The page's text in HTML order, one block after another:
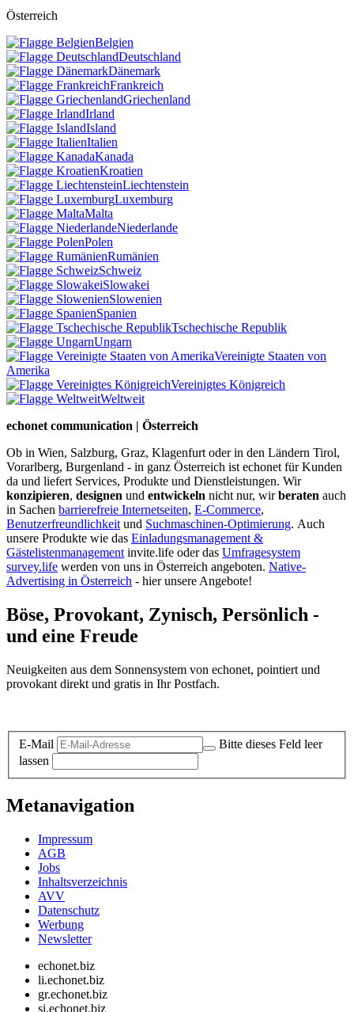
Österreich
Belgien
Deutschland
Dänemark
Frankreich
Griechenland
Irland
Island
Italien
Kanada
Kroatien
Liechtenstein
Luxemburg
Malta
Niederlande
Polen
Rumänien
Schweiz
Slowakei
Slowenien
Spanien
Tschechische Republik
Ungarn
Vereinigte Staaten von
Amerika
Vereinigtes Königreich
Weltweit
echonet communication | Österreich
Ob in Wien, Salzburg, Graz, Klagenfurt oder in den Ländern Tirol,
Vorarlberg, Burgenland - in ganz Österreich ist echonet für Kunden
da und liefert Services, Produkte und Dienstleistungen. Wir
konzipieren, designen und entwickeln nicht nur, wirberaten auch
in Sachen barrierefreie Internetseiten, E-Commerce,
Benutzerfreundlichkeit und Suchmaschinen-Optimierung. Auch
unsere Produkte wie das Einladungsmanagement &
Gästelistenmanagement invite.life oder das Umfragesystem
survey.life werden von uns in Österreich angeboten. Native-
Advertising in Österreich - hier unsere Angebote!
Böse, Provokant, Zynisch, Persönlich -
und eine Freude
Neuigkeiten aus dem Sonnensystem von echonet, pointiert und
provokant direkt und gratis in Ihr Postfach.
E-Mail
Bitte dieses Feld leer
lassen
Metanavigation
Impressum
AGB
Jobs
Inhaltsverzeichnis
AVV
Datenschutz
Werbung
Newsletter
echonet.biz
li.echonet.biz
gr.echonet.biz
si.echonet.biz